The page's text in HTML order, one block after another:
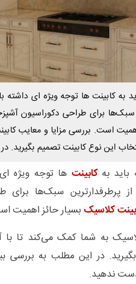
به کابینت ها توجه ویژه ای داشته
برای طراحی دکوراسیون
است. بررسی مزایا و معایب
این نوع کابینت تصمیم بگیرید.
باید بهکابینت ها توجه ویژه
سبک‌ها برای
کلاسیکبسیار حائز اهمیت
به شما کمک می‌کند تا با
در این مطلب به بررسی
ندهید.